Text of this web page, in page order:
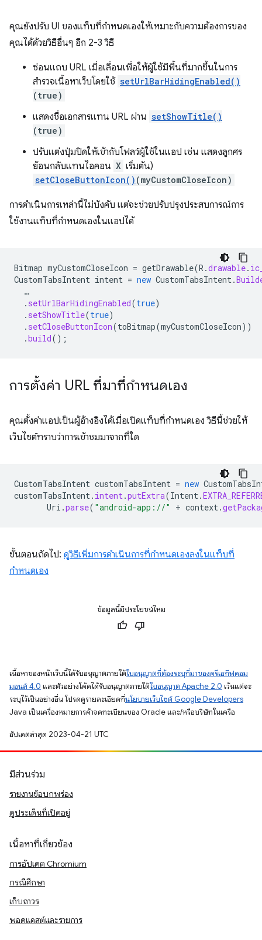
คุณยังปรับ UI ของแท็บที่กำหนดเองให้เหมาะกับความต้องการของ
คุณได้ด้วยวิธีอื่นๆ อีก 2-3 วิธี
ซ่อนแถบ URL เมื่อเลื่อนเพื่อให้ผู้ใช้มีพื้นที่มากขึ้นในการ
สำรวจเนื้อหาเว็บโดยใช้ setUrlBarHidingEnabled()
(true)
แสดงชื่อเอกสารแทน URL ผ่าน setShowTitle()
(true)
ปรับแต่งปุ่มปิดให้เข้ากับโฟลว์ผู้ใช้ในแอป เช่น แสดงลูกศร
ย้อนกลับแทนไอคอน X เริ่มต้น)
setCloseButtonIcon() (myCustomCloseIcon)
การดำเนินการเหล่านี้ไม่บังคับ แต่จะช่วยปรับปรุงประสบการณ์การ
ใช้งานแท็บที่กำหนดเองในแอปได้
Bitmap myCustomCloseIcon = getDrawable(R .drawable.
CustomTabsIntent intent = new CustomTabsIntent.
…
. setUrlBarHidingEnabled(true)
. setShowTitle(true)
. setCloseButtonIcon(toBitmap(myCustomCloseIcon))
.build();
การตั้งค่า URL ที่มาที่กําหนดเอง
คุณตั้งค่าแอปเป็นผู้อ้างอิงได้เมื่อเปิดแท็บที่กำหนดเอง วิธีนี้ช่วยให้
เว็บไซต์ทราบว่าการเข้าชมมาจากที่ใด
CustomTabsIntent customTabsIntent = new
customTabsIntent. intent.putExtra(Intent.
Uri .parse( "android-app://" + context.
ขั้นตอนถัดไป: ดูวิธีเพิ่มการดำเนินการที่กำหนดเองลงในแท็บที่
กำหนดเอง
ข้อมูลนี้มีประโยชน์ไหม
เนื้อหาของหน้าเว็บนี้ได้รับอนุญาตภายใต้ใบอนุญาตที่ต้องระบุที่มาของครีเอทีฟคอม
มอนส์ 4.0 และตัวอย่างโค้ดได้รับอนุญาตภายใต้ใบอนุญาต Apache 2.0 เว้นแต่จะ
ระบุไว้เป็นอย่างอื่น โปรดดูรายละเอียดที่นโยบายเว็บไซต์ Google Developers
Java เป็นเครื่องหมายการค้าจดทะเบียนของ Oracle และ/หรือบริษัทในเครือ
อัปเดตล่าสุด 2023-04-21 UTC
มีส่วนร่วม
รายงานข้อบกพร่อง
ดูประเด็นที่เปิดอยู่
เนื้อหาที่เกี่ยวข้อง
การอัปเดต Chromium
กรณีศึกษา
เก็บถาวร
พอดแคสต์และรายการ